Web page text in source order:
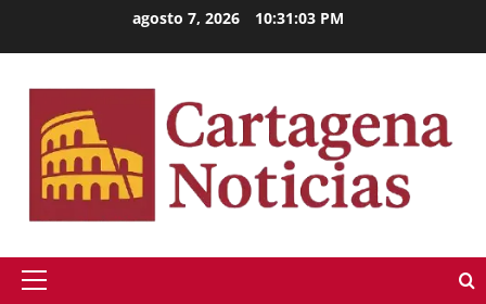
agosto 7, 2026 10:31:04 PM
Menú